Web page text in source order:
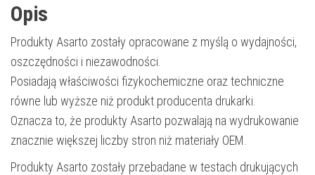
Opis
Produkty Asarto zostały opracowane z myślą o wydajności,
oszczędności i niezawodności.
Posiadają właściwości fizykochemiczne oraz techniczne
równe lub wyższe niż produkt producenta drukarki.
Oznacza to, że produkty Asarto pozwalają na wydrukowanie
znacznie większej liczby stron niż materiały OEM.
Produkty Asarto zostały przebadane w testach drukujących